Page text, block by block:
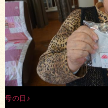
母の日♪